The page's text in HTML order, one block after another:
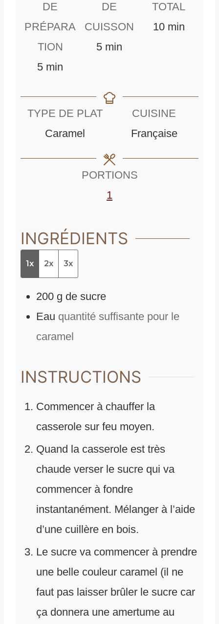
DE
PRÉPARA
TION
5m
n
u
min
DE
CUISSON
5m
u
s
min
TOTAL
10m
t
e
min
TYPE DE PLAT
Caramel
CUISINE
Française
PORTIONS
1
INGRÉDIENTS
1x 2x 3x
200 g de sucre
Eau quantité suffisante pour le
caramel
INSTRUCTIONS
Commencer à chauffer la
casserole sur feu moyen.
Quand la casserole est très
chaude verser le sucre qui va
commencer à fondre
instantanément. Mélanger à l’aide
d’une cuillère en bois.
Le sucre va commencer à prendre
une belle couleur caramel (il ne
faut pas laisser brûler le sucre car
ça donnera une amertume au